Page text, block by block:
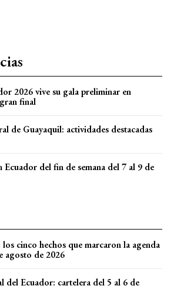
2026 vive su gala preliminar en
final
de Guayaquil: actividades destacadas
Ecuador del fin de semana del 7 al 9 de
los cinco hechos que marcaron la agenda
agosto de 2026
del Ecuador: cartelera del 5 al 6 de